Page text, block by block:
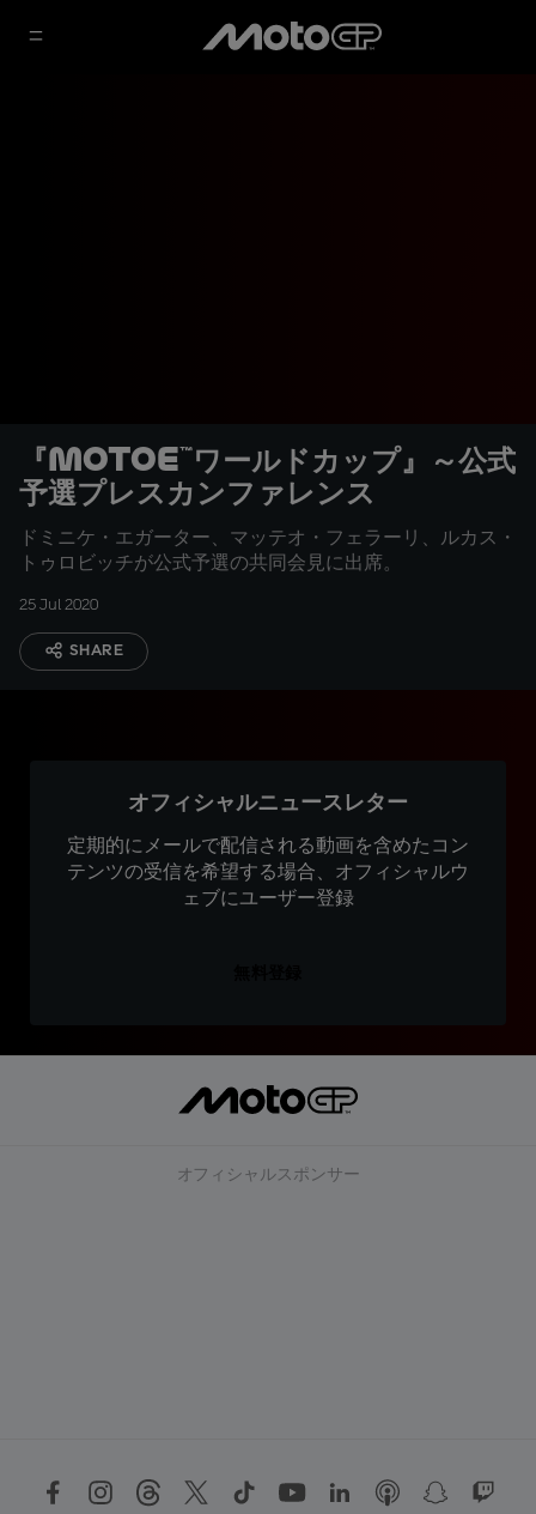
『MotoE™ワールドカップ』～公式
予選プレスカンファレンス
ドミニケ・エガーター、マッテオ・フェラーリ、ルカス・
トゥロビッチが公式予選の共同会見に出席。
25 Jul 2020
SHARE
オフィシャルニュースレター
定期的にメールで配信される動画を含めたコン
テンツの受信を希望する場合、オフィシャルウ
ェブにユーザー登録
オフィシャルスポンサー